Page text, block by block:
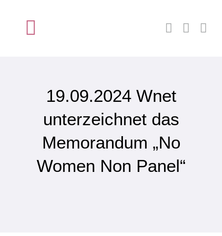
Toggle
Über wnet
Mitglied werden
Neuigkeiten
19.09.2024 Wnet
unterzeichnet das
Memorandum „No
Women Non Panel“